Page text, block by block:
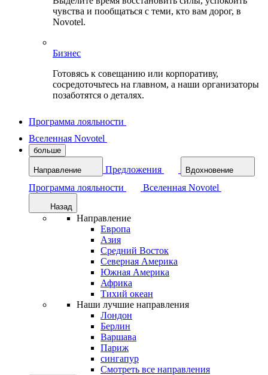
чувства и пообщаться с теми, кто вам дорог, в
Novotel.
Бизнес
Готовясь к совещанию или корпоративу,
сосредоточьтесь на главном, а наши организаторы
позаботятся о деталях.
Программа лояльности
Вселенная Novotel
больше
Направление Предложения Вдохновение
Программа лояльности Вселенная Novotel
Назад
Направление
Европа
Азия
Средний Восток
Северная Америка
Южная Америка
Африка
Тихий океан
Наши лучшие направления
Лондон
Берлин
Варшава
Париж
сингапур
Смотреть все направления